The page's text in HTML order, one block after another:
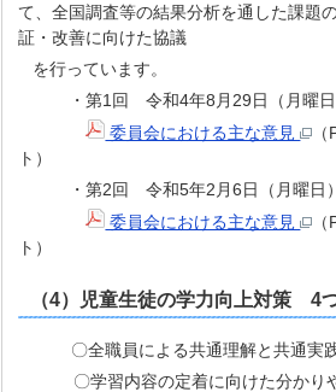
て、全国調査等の結果分析を通した課題
証・改善に向けた協議
を行っています。
・第1回 令和4年8月29日（月曜
委員会における主な意見
ト）
・第2回 令和5年2月6日（月曜
委員会における主な意見
ト）
（4）児童生徒の学力向上対策 4
〇全職員による共通理解と共通実
〇学習内容の定着に向けた分かりや